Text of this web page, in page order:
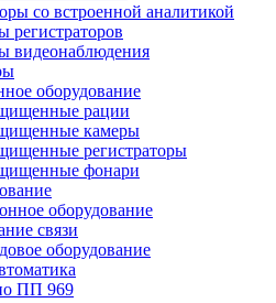
со встроенной аналитикой
регистраторов
видеонаблюдения
оборудование
рации
камеры
регистраторы
фонари
оборудование
связи
оборудование
ПП 969